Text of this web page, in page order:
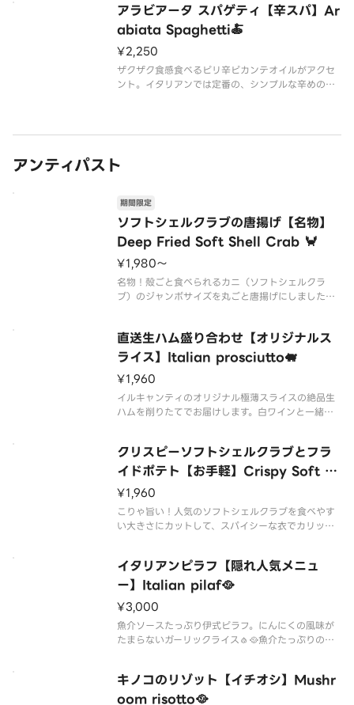
ただ辛いだけではなく、「辛いのが得意」という程
度の方が美味しいと思える辛さの限界を追求しまし
た。更なる刺激をお
アラビアータ スパゲティ【辛スパ】Ar
abiata Spaghetti🍝
¥2,250
ザクザク食感食べるピリ辛ピカンテオイルがアクセ
ント。イタリアンでは定番の、シンプルな辛めのト
アンティパスト
ソフトシェルクラブの唐揚げ【名物】
Deep Fried Soft Shell Crab 🦀
期間限定
¥1,980〜
名物！殻ごと食べられるカニ（ソフトシェルクラ
ブ）のジャンボサイズを丸ごと唐揚げにしました！
召し上がりください。
直送生ハム盛り合わせ【オリジナルス
ライス】Italian prosciutto🐖
¥1,960
イルキャンティのオリジナル極薄スライスの絶品生
ハムを削りたてでお届けします。白ワインと一緒に
クリスピーソフトシェルクラブとフラ
イドポテト【お手軽】Crispy Soft Sh
ell Crab and potato🦀🍟
¥1,960
こりゃ旨い！人気のソフトシェルクラブを食べやす
い大きさにカットして、スパイシーな衣でカリッと
イタリアンピラフ【隠れ人気メニュ
ー】Italian pilaf🥘
¥3,000
魚介ソースたっぷり伊式ピラフ。にんにくの風味が
たまらないガーリックライス🧄🥘魚介たっぷりのト
キノコのリゾット【イチオシ】Mushr
oom risotto🥘